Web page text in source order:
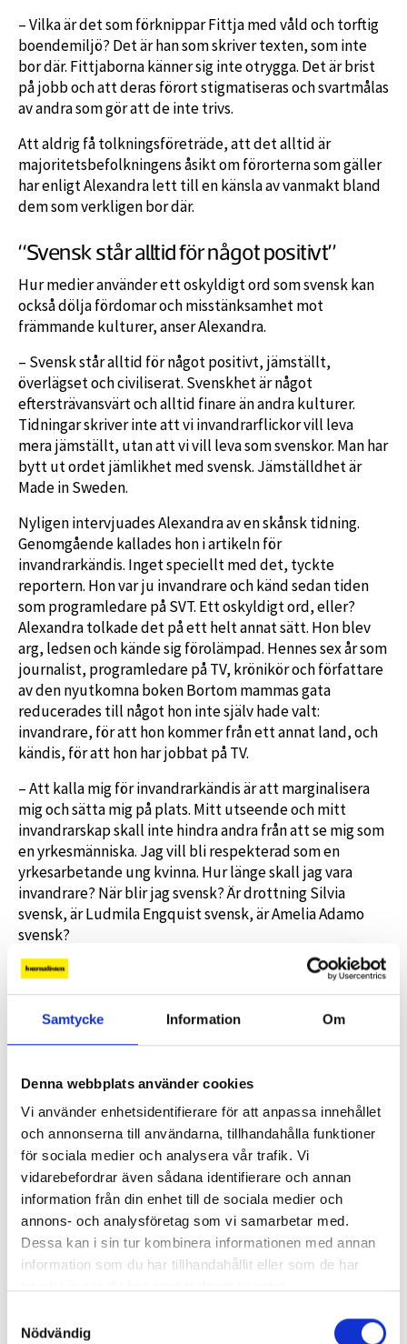
Samtycke Information Om
Denna webbplats använder cookies
Vi använder enhetsidentifierare för att anpassa innehållet
och annonserna till användarna, tillhandahålla funktioner
för sociala medier och analysera vår trafik. Vi
vidarebefordrar även sådana identifierare och annan
information från din enhet till de sociala medier och
annons- och analysföretag som vi samarbetar med.
Dessa kan i sin tur kombinera informationen med annan
information som du har tillhandahållit eller som de har
Nödvändig
– Vilka är det som förknippar Fittja med våld och torftig
boendemiljö? Det är han som skriver texten, som inte
bor där. Fittjaborna känner sig inte otrygga. Det är brist
på jobb och att deras förort stigmatiseras och svartmålas
av andra som gör att de inte trivs.
Att aldrig få tolkningsföreträde, att det alltid är
majoritetsbefolkningens åsikt om förorterna som gäller
har enligt Alexandra lett till en känsla av vanmakt bland
dem som verkligen bor där.
“Svensk står alltid för något positivt”
Hur medier använder ett oskyldigt ord som svensk kan
också dölja fördomar och misstänksamhet mot
främmande kulturer, anser Alexandra.
– Svensk står alltid för något positivt, jämställt,
överlägset och civiliserat. Svenskhet är något
eftersträvansvärt och alltid finare än andra kulturer.
Tidningar skriver inte att vi invandrarflickor vill leva
mera jämställt, utan att vi vill leva som svenskor. Man har
bytt ut ordet jämlikhet med svensk. Jämställdhet är
Made in Sweden.
Nyligen intervjuades Alexandra av en skånsk tidning.
Genomgående kallades hon i artikeln för
invandrarkändis. Inget speciellt med det, tyckte
reportern. Hon var ju invandrare och känd sedan tiden
som programledare på SVT. Ett oskyldigt ord, eller?
Alexandra tolkade det på ett helt annat sätt. Hon blev
arg, ledsen och kände sig förolämpad. Hennes sex år som
journalist, programledare på TV, krönikör och författare
av den nyutkomna boken Bortom mammas gata
reducerades till något hon inte själv hade valt:
invandrare, för att hon kommer från ett annat land, och
kändis, för att hon har jobbat på TV.
– Att kalla mig för invandrarkändis är att marginalisera
mig och sätta mig på plats. Mitt utseende och mitt
invandrarskap skall inte hindra andra från att se mig som
en yrkesmänniska. Jag vill bli respekterad som en
yrkesarbetande ung kvinna. Hur länge skall jag vara
invandrare? När blir jag svensk? Är drottning Silvia
svensk, är Ludmila Engquist svensk, är Amelia Adamo
svensk?
Fick inget stöd efter hotbilderna i
För några år sedan publicerade Aftonbladet ett
Cassel. När det blev känt att bilderna på nynazisterna
framför hennes och Claes Cassels dörrar hade
framkallats på redaktionen gick tidningsledningen till
motangrepp och ansåg att pressfriheten var hotad. Mitt
under pågående rättsprocess i tingsrätten gick
chefredaktören Anders Gerdin fram till Alexandra och
erbjöd henne jobbet som fast krönikör. Hon tackade nej.
DNs ledarskribent Niklas Ekdal skriver i en text om
Alexandras bok att de hot Aftonbladet var med om att
fabricera är den ”värsta skandalen i svensk
presshistoria”.
Alexandra är också kritisk till hur Journalistförbundet